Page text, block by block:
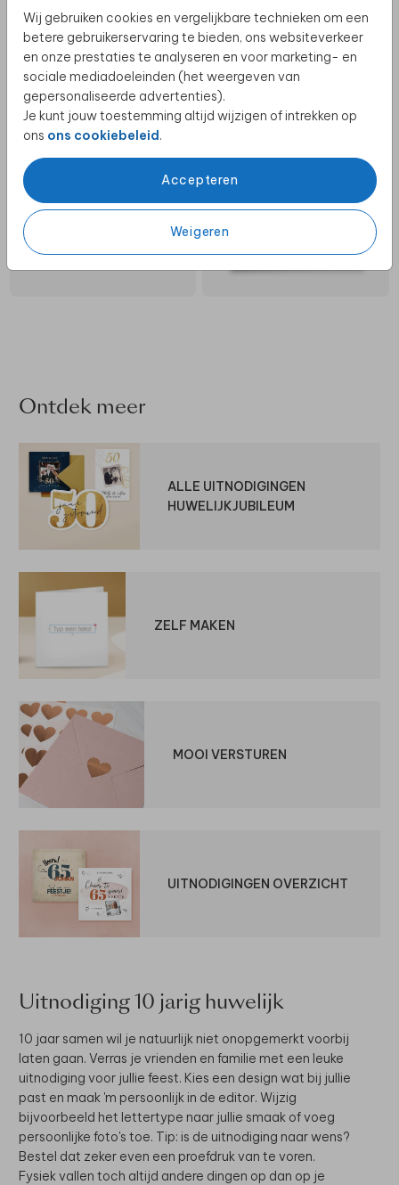
Wij gebruiken cookies en vergelijkbare technieken om een
betere gebruikerservaring te bieden, ons websiteverkeer
en onze prestaties te analyseren en voor marketing- en
sociale mediadoeleinden (het weergeven van
gepersonaliseerde advertenties).
Je kunt jouw toestemming altijd wijzigen of intrekken op
ons ons cookiebeleid.
Accepteren
Weigeren
Ontdek meer
ALLE UITNODIGINGEN
HUWELIJKJUBILEUM
ZELF MAKEN
MOOI VERSTUREN
UITNODIGINGEN OVERZICHT
Uitnodiging 10 jarig huwelijk
10 jaar samen wil je natuurlijk niet onopgemerkt voorbij
laten gaan. Verras je vrienden en familie met een leuke
uitnodiging voor jullie feest. Kies een design wat bij jullie
past en maak 'm persoonlijk in de editor. Wijzig
bijvoorbeeld het lettertype naar jullie smaak of voeg
persoonlijke foto's toe. Tip: is de uitnodiging naar wens?
Bestel dat zeker even een proefdruk van te voren.
Fysiek vallen toch altijd andere dingen op dan op je